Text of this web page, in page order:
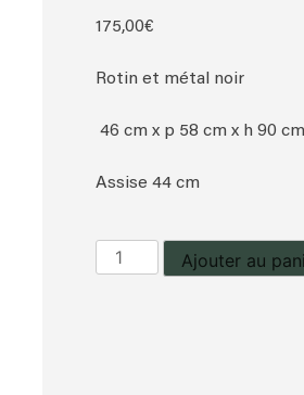
175,00€
Rotin et métal noir
46 cm x p 58 cm x h 90 cm
Assise 44 cm
quantité
de
Ajouter au